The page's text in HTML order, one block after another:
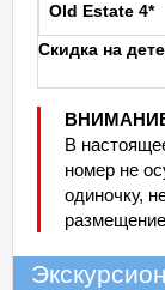
Old Estate 4*
Скидка на
В
номер не
одиночку,